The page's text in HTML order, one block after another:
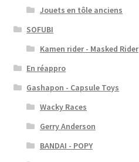
Jouets en tôle anciens
SOFUBI
Kamen rider - Masked Rider
En réappro
Gashapon - Capsule Toys
Wacky Races
Gerry Anderson
BANDAI - POPY